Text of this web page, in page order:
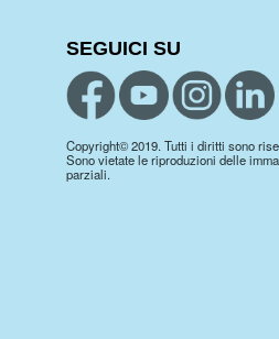
SEGUICI SU
Copyright© 2019. Tutti i diritti sono
Sono vietate le riproduzioni delle
parziali.